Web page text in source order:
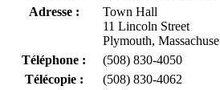
Adresse :
Town Hall
11 Lincoln Street
Plymouth,
Téléphone :
(508) 830-4050
Télécopie :
(508) 830-4062